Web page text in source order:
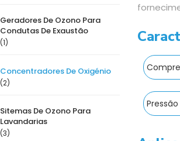
Geradores De Ozono Para
Condutas De Exaustão
(1)
Concentradores De Oxigénio
(2)
Sitemas De Ozono Para
Lavandarias
(3)